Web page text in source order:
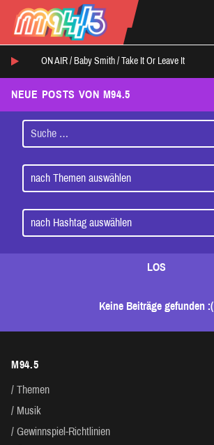
ON AIR / Baby Smith / Take It Or Leave It
NEUE POSTS VON M94.5
LOS
Keine Beiträge gefunden :(
M94.5
Themen
Musik
Gewinnspiel-Richtlinien